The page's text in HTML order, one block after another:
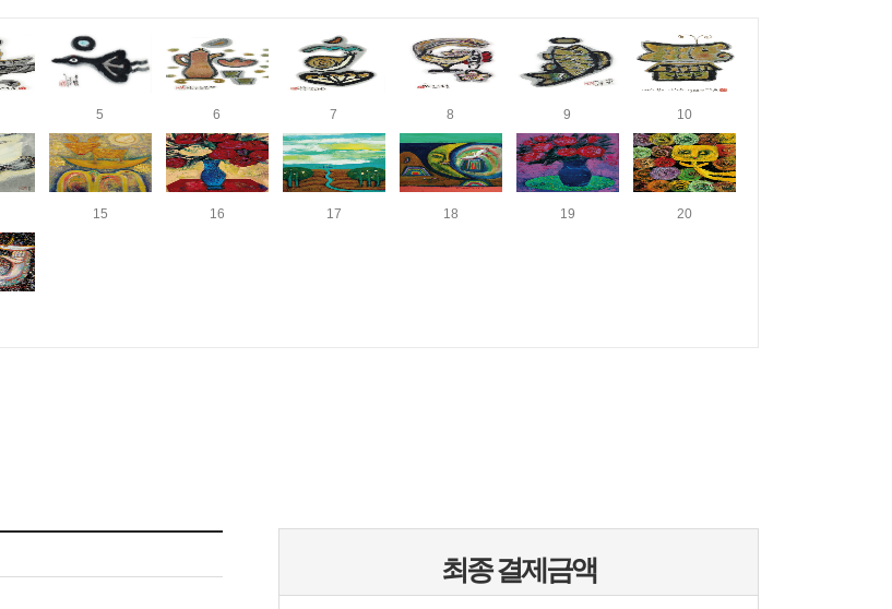
5 6 7 8 9 10
15 16 17 18 19 20
최종 결제금액